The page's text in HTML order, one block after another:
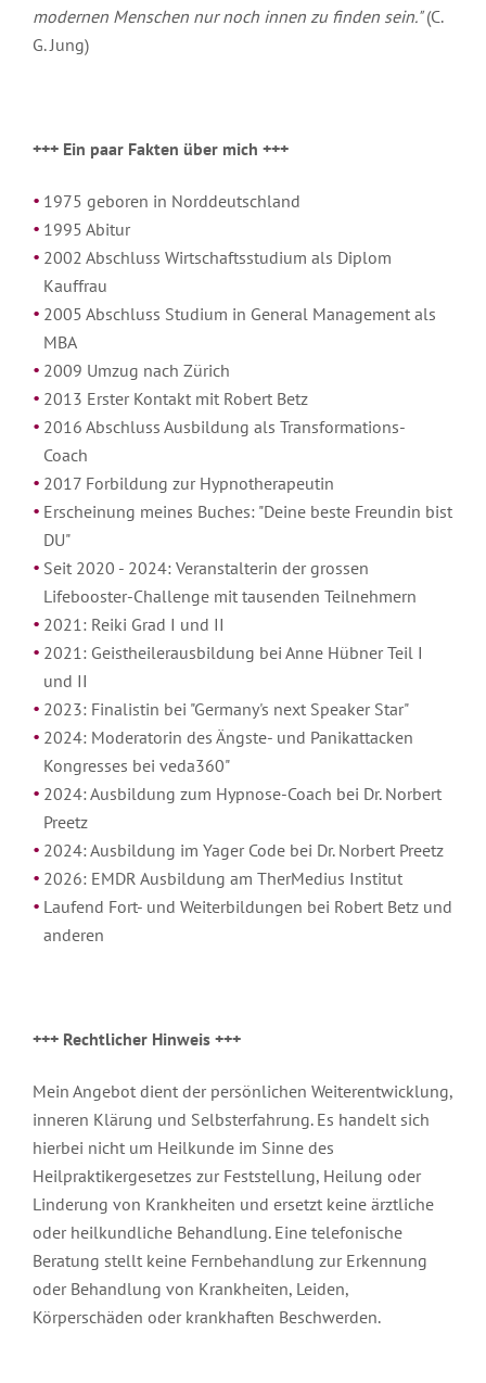
modernen Menschen nur noch innen zu finden sein."(C.
G. Jung)
+++ Ein paar Fakten über mich +++
1975 geboren in Norddeutschland
1995 Abitur
2002 Abschluss Wirtschaftsstudium als Diplom
Kauffrau
2005 Abschluss Studium in General Management als
MBA
2009 Umzug nach Zürich
2013 Erster Kontakt mit Robert Betz
2016 Abschluss Ausbildung als Transformations-
Coach
2017 Forbildung zur Hypnotherapeutin
Erscheinung meines Buches: "Deine beste Freundin bist
DU"
Seit 2020 - 2024: Veranstalterin der grossen
Lifebooster-Challenge mit tausenden Teilnehmern
2021: Reiki Grad I und II
2021: Geistheilerausbildung bei Anne Hübner Teil I
und II
2023: Finalistin bei "Germany's next Speaker Star"
2024: Moderatorin des Ängste- und Panikattacken
Kongresses bei veda360"
2024: Ausbildung zum Hypnose-Coach bei Dr. Norbert
Preetz
2024: Ausbildung im Yager Code bei Dr. Norbert Preetz
2026: EMDR Ausbildung am TherMedius Institut
Laufend Fort- und Weiterbildungen bei Robert Betz und
anderen
+++ Rechtlicher Hinweis +++
Mein Angebot dient der persönlichen Weiterentwicklung,
inneren Klärung und Selbsterfahrung. Es handelt sich
hierbei nicht um Heilkunde im Sinne des
Heilpraktikergesetzes zur Feststellung, Heilung oder
Linderung von Krankheiten und ersetzt keine ärztliche
oder heilkundliche Behandlung. Eine telefonische
Beratung stellt keine Fernbehandlung zur Erkennung
oder Behandlung von Krankheiten, Leiden,
Körperschäden oder krankhaften Beschwerden.